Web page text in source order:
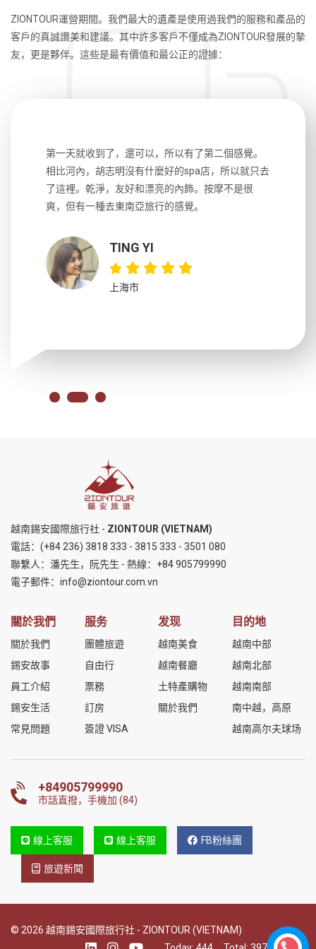
ZIONTOUR運營期間。我們最大的遺產是使用過我們的服務和產品的
客戶的真誠讚美和建議。其中許多客戶不僅成為ZIONTOUR發展的摯
友，更是夥伴。這些是最有價值和最公正的證據：
第一天就收到了，還可以，所以有了第二個感覺。
相比河內，胡志明沒有什麼好的spa店，所以就只去
了這裡。乾淨，友好和漂亮的內飾。按摩不是很
爽，但有一種去東南亞旅行的感覺。
TING YI
上海市
越南錫安國際旅行社 - ZIONTOUR (VIETNAM)
電話： (+84 236) 3818 333 - 3815 333 - 3501 080
聯繫人：潘先生，阮先生 - 熱線： +84 905799990
電子郵件： info@ziontour.com.vn
關於我們
關於我們
錫安故事
員工介紹
錫安生活
常見問題
服务
團體旅遊
自由行
票務
訂房
簽證 VISA
发现
越南美食
越南餐廳
土特產購物
關於我們
目的地
越南中部
越南北部
越南南部
南中越，高原
越南高尔夫球场
+84905799990
市話直撥，手機加 (84)
線上客服 線上客服 FB粉絲團
旅遊新聞
© 2026 越南錫安國際旅行社 - ZIONTOUR (VIETNAM)